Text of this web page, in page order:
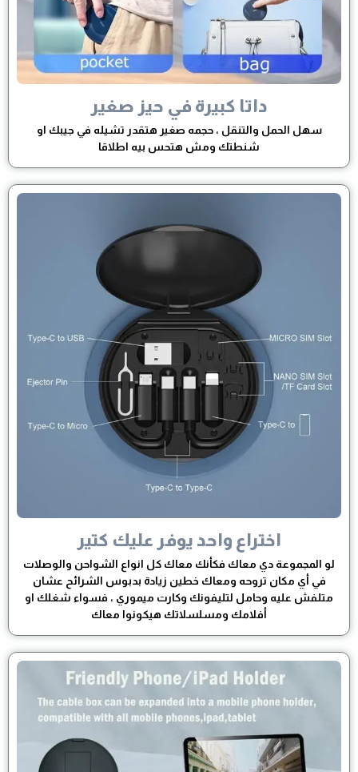
داتا كبيرة في حيز صغير
سهل الحمل والتنقل ، حجمه صغير هتقدر تشيله في جيبك او
شنطتك ومش هتحس بيه اطلاقا
اختراع واحد يوفر عليك كتير
لو المجموعة دي معاك فكأنك معاك كل انواع الشواحن والوصلات
في أي مكان تروحه ومعاك خطين زيادة بدبوس الشرائح عشان
متلفش عليه وحامل لتليفونك وكارت ميموري ، فسواء شغلك او
أفلامك ومسلسلاتك هيكونوا معاك